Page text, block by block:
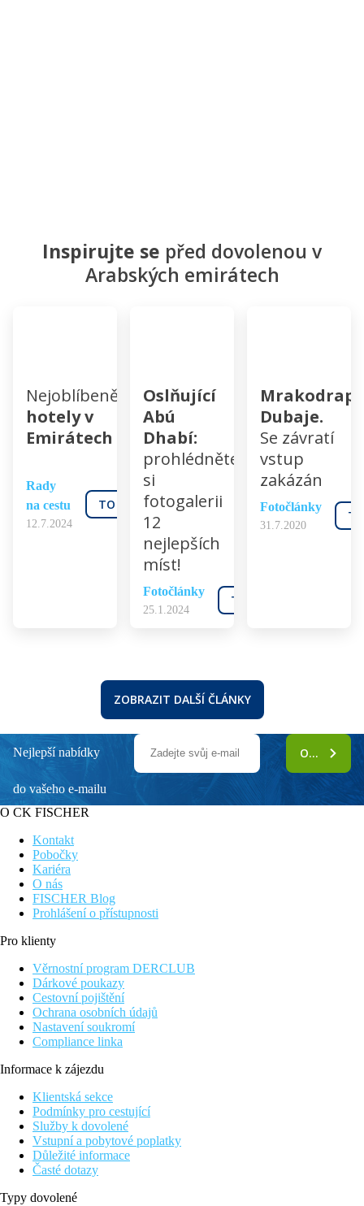
Inspirujte se před dovolenou v
Arabských emirátech
Nejoblíbenější
hotely v
Emirátech
Rady
na cestu
12.7.2024
TO MĚ ZAJÍMÁ
Oslňující
Abú
Dhabí:
prohlédněte
si
fotogalerii
12
nejlepších
míst!
Fotočlánky
25.1.2024
TO MĚ ZAJÍMÁ
Mrakodrapy
Dubaje.
Se závratí
vstup
zakázán
Fotočlánky
31.7.2020
ZOBRAZIT DALŠÍ ČLÁNKY
Nejlepší nabídky
do vašeho e-mailu
ODEBÍRAT
O CK FISCHER
Kontakt
Pobočky
Kariéra
O nás
FISCHER Blog
Prohlášení o přístupnosti
Pro klienty
Věrnostní program DERCLUB
Dárkové poukazy
Cestovní pojištění
Ochrana osobních údajů
Nastavení soukromí
Compliance linka
Informace k zájezdu
Klientská sekce
Podmínky pro cestující
Služby k dovolené
Vstupní a pobytové poplatky
Důležité informace
Časté dotazy
Typy dovolené